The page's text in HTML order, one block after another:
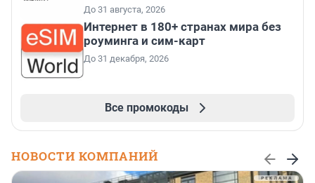
До 31 августа, 2026
Интернет в 180+ странах мира без
роуминга и сим-карт
До 31 декабря, 2026
Все промокоды
НОВОСТИ КОМПАНИЙ